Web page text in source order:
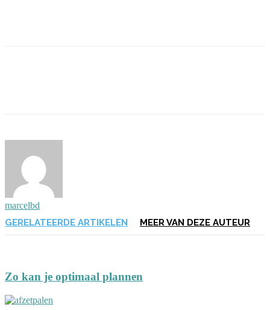
marcelbd
GERELATEERDE ARTIKELEN MEER VAN DEZE AUTEUR
Zo kan je optimaal plannen